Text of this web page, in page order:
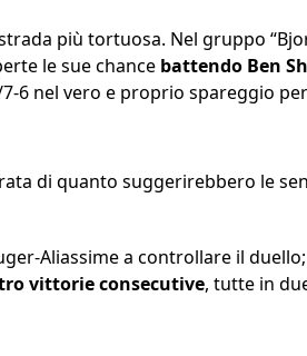
più tortuosa. Nel gruppo
le sue chance battendo Ben
7-6 nel vero e proprio spareggio
di quanto suggerirebbero le
Aliassime a controllare il
vittorie consecutive, tutte in